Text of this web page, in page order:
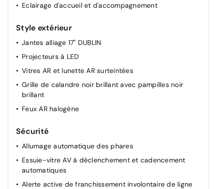
Eclairage d'accueil et d'accompagnement
Style extérieur
Jantes alliage 17" DUBLIN
Projecteurs à LED
Vitres AR et lunette AR surteintées
Grille de calandre noir brillant avec pampilles noir
brillant
Feux AR halogène
Sécurité
Allumage automatique des phares
Essuie-vitre AV à déclenchement et cadencement
automatiques
Alerte active de franchissement involontaire de ligne